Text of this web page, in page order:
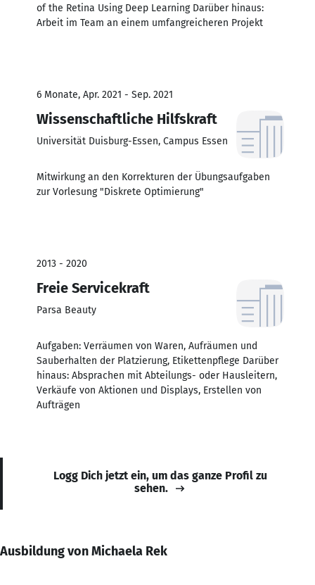
of the Retina Using Deep Learning Darüber hinaus:
Arbeit im Team an einem umfangreicheren Projekt
6 Monate, Apr. 2021 - Sep. 2021
Wissenschaftliche Hilfskraft
Universität Duisburg-Essen, Campus Essen
Mitwirkung an den Korrekturen der Übungsaufgaben
zur Vorlesung "Diskrete Optimierung"
2013 - 2020
Freie Servicekraft
Parsa Beauty
Aufgaben: Verräumen von Waren, Aufräumen und
Sauberhalten der Platzierung, Etikettenpflege Darüber
hinaus: Absprachen mit Abteilungs- oder Hausleitern,
Verkäufe von Aktionen und Displays, Erstellen von
Aufträgen
Logg Dich jetzt ein, um das ganze Profil zu
sehen.
Ausbildung von Michaela Rek